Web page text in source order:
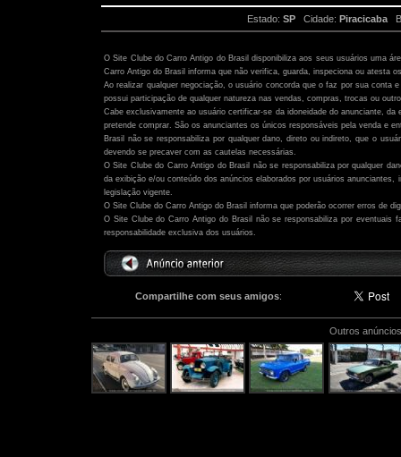
Estado: SP Cidade: Piracicaba
O Site Clube do Carro Antigo do Brasil disponibiliza aos seus usuários uma
Carro Antigo do Brasil informa que não verifica, guarda, inspeciona ou atesta
Ao realizar qualquer negociação, o usuário concorda que o faz por sua conta
possui participação de qualquer natureza nas vendas, compras, trocas ou
Cabe exclusivamente ao usuário certificar-se da idoneidade do anunciante,
pretende comprar. São os anunciantes os únicos responsáveis pela venda e
Brasil não se responsabiliza por qualquer dano, direto ou indireto, que o
devendo se precaver com as cautelas necessárias.
O Site Clube do Carro Antigo do Brasil não se responsabiliza por qualquer
da exibição e/ou conteúdo dos anúncios elaborados por usuários
legislação vigente.
O Site Clube do Carro Antigo do Brasil informa que poderão ocorrer erros de
O Site Clube do Carro Antigo do Brasil não se responsabiliza por eventuais
responsabilidade exclusiva dos usuários.
Compartilhe com seus amigos:
Outros